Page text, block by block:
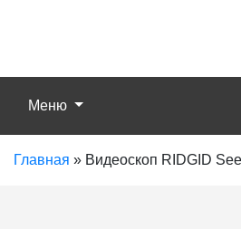
Меню
Главная » Видеоскоп RIDGID